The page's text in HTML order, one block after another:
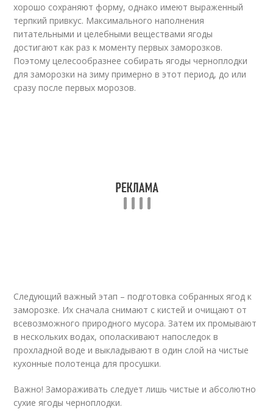
хорошо сохраняют форму, однако имеют выраженный
терпкий привкус. Максимального наполнения
питательными и целебными веществами ягоды
достигают как раз к моменту первых заморозков.
Поэтому целесообразнее собирать ягоды черноплодки
для заморозки на зиму примерно в этот период, до или
сразу после первых морозов.
Следующий важный этап – подготовка собранных ягод к
заморозке. Их сначала снимают с кистей и очищают от
всевозможного природного мусора. Затем их промывают
в нескольких водах, ополаскивают напоследок в
прохладной воде и выкладывают в один слой на чистые
кухонные полотенца для просушки.
Важно! Замораживать следует лишь чистые и абсолютно
сухие ягоды черноплодки.